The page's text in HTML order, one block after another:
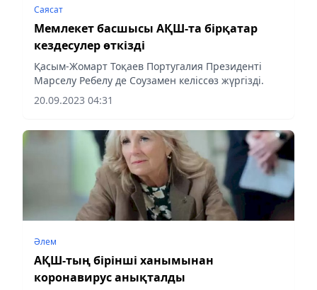
Саясат
Мемлекет басшысы АҚШ-та бірқатар
кездесулер өткізді
Қасым-Жомарт Тоқаев Португалия Президенті
Марселу Ребелу де Соузамен келіссөз жүргізді.
20.09.2023 04:31
Әлем
АҚШ-тың бірінші ханымынан
коронавирус анықталды